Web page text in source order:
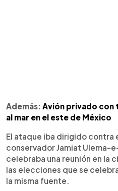
Además: Avión privado con
al mar en el este de México
El ataque iba dirigido contra
conservador Jamiat Ulema-
celebraba una reunión en la
las elecciones que se
la misma fuente.